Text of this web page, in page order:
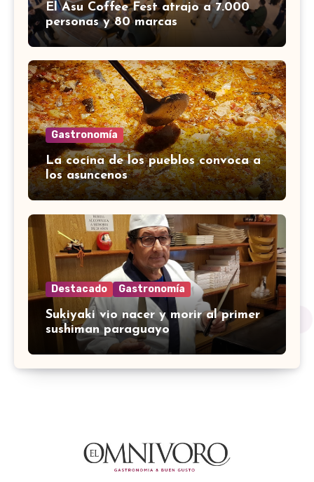
El Asu Coffee Fest atrajo a 7.000
personas y 80 marcas
Gastronomía
La cocina de los pueblos convoca a
los asuncenos
Destacado Gastronomía
Sukiyaki vio nacer y morir al primer
sushiman paraguayo